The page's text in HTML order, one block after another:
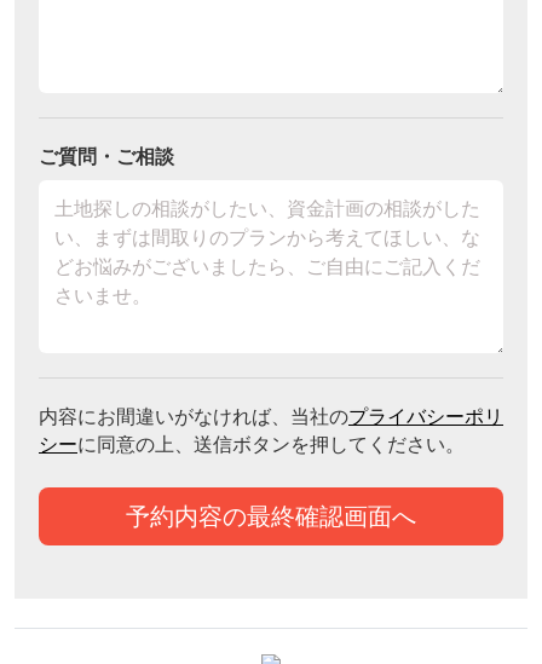
ご質問・ご相談
内容にお間違いがなければ、当社のプライバシーポリ
シーに同意の上、送信ボタンを押してください。
予約内容の最終確認画面へ